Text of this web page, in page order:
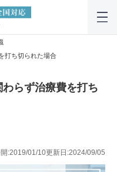
打ち切られた場合
らず治療費を打ち
:2019/01/10更新日:2024/09/05